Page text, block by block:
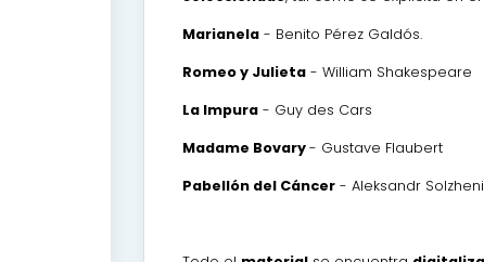
Marianela - Benito Pérez Galdós.
Romeo y Julieta - William Shakespeare
La Impura - Guy des Cars
Madame Bovary- Gustave Flaubert
Pabellón del Cáncer - Aleksandr